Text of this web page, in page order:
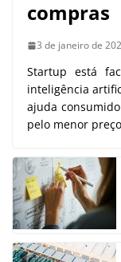
compras
3 de janeiro de
Startup está
inteligência
ajuda
pelo menor